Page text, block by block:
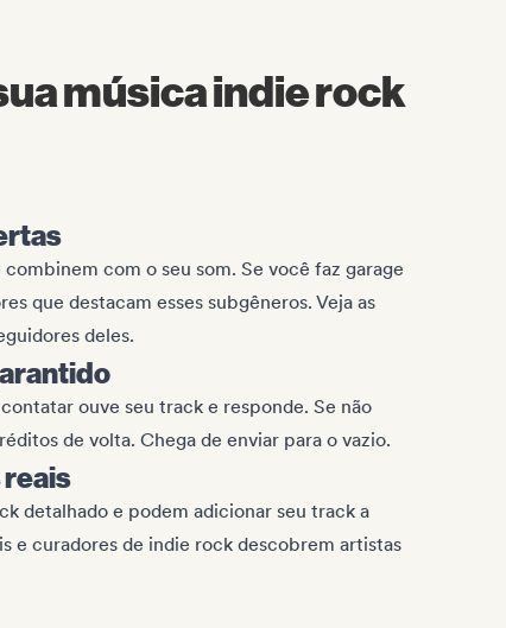
música indie rock
com o seu som. Se você faz garage
que destacam esses subgêneros. Veja as
deles.
ouve seu track e responde. Se não
de volta. Chega de enviar para o vazio.
detalhado e podem adicionar seu track a
e curadores de indie rock descobrem artistas